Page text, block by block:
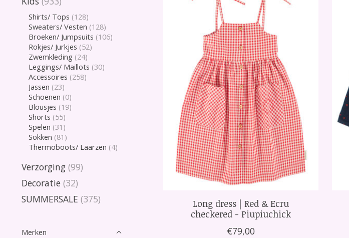
Shirts/ Tops (128)
Sweaters/ Vesten (128)
Broeken/ Jumpsuits (106)
Rokjes/ Jurkjes (52)
Zwemkleding (24)
Leggings/ Maillots (30)
Accessoires (258)
Jassen (23)
Schoenen (0)
Blousjes (19)
Shorts (55)
Spelen (31)
Sokken (81)
Thermoboots/ Laarzen (4)
Verzorging (99)
Decoratie (32)
SUMMERSALE (375)
Merken
Long dress | Red & Ecru
checkered - Piupiuchick
€79,00